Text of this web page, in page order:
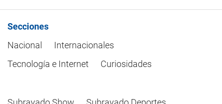
Secciones
Nacional
Internacionales
Tecnología e Internet
Curiosidades